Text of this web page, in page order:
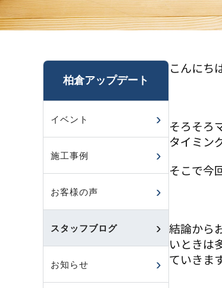
こんにち
そろそろ
タイミン
そこで今
結論から
いときは
ていきま
柏倉アップデート
イベント
施工事例
お客様の声
スタッフブログ
お知らせ